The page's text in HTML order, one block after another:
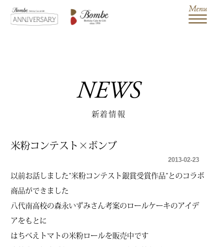
NEWS
新着情報
米粉コンテスト×ボンブ
2013-02-23
以前お話しました”米粉コンテスト銀賞受賞作品”とのコラボ
商品ができました
八代南高校の森永いずみさん考案のロールケーキのアイデ
アをもとに
はちべえトマトの米粉ロールを販売中です